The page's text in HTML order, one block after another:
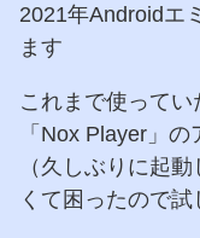
2021年Androidエ
ます
これまで使って
「Nox Player」
（久しぶりに起
くて困ったので試